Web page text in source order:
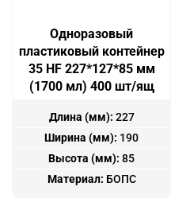
Одноразовый
пластиковый контейнер
35 HF 227*127*85 мм
(1700 мл) 400 шт/ящ
Длина (мм): 227
Ширина (мм): 190
Высота (мм): 85
Материал: БОПС